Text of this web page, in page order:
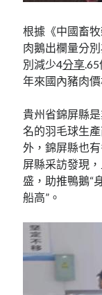
根據《中國畜
肉鵝出欄量分
別減少4分享
年來國內豬肉
貴州省錦屏縣
名的羽毛球生
外，錦屏縣也
屏縣采訪發現
盛，助推鴨鵝“
船高”。